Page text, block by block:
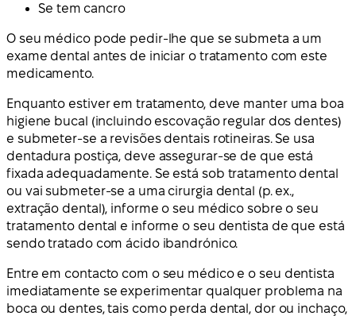
Se tem cancro
O seu médico pode pedir-lhe que se submeta a um
exame dental antes de iniciar o tratamento com este
medicamento.
Enquanto estiver em tratamento, deve manter uma boa
higiene bucal (incluindo escovação regular dos dentes)
e submeter-se a revisões dentais rotineiras. Se usa
dentadura postiça, deve assegurar-se de que está
fixada adequadamente. Se está sob tratamento dental
ou vai submeter-se a uma cirurgia dental (p. ex.,
extração dental), informe o seu médico sobre o seu
tratamento dental e informe o seu dentista de que está
sendo tratado com ácido ibandrónico.
Entre em contacto com o seu médico e o seu dentista
imediatamente se experimentar qualquer problema na
boca ou dentes, tais como perda dental, dor ou inchaço,